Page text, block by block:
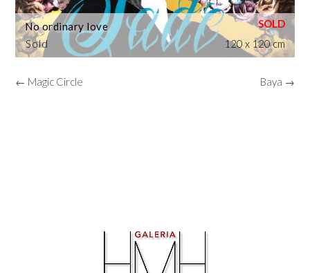
Sold
No ordinary love
120 x 120 cm
← Magic Circle Baya →